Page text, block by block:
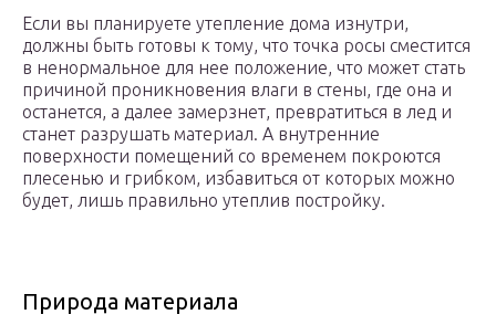
Если вы планируете утепление дома изнутри,
должны быть готовы к тому, что точка росы сместится
в ненормальное для нее положение, что может стать
причиной проникновения влаги в стены, где она и
останется, а далее замерзнет, превратиться в лед и
станет разрушать материал. А внутренние
поверхности помещений со временем покроются
плесенью и грибком, избавиться от которых можно
будет, лишь правильно утеплив постройку.
Природа материала